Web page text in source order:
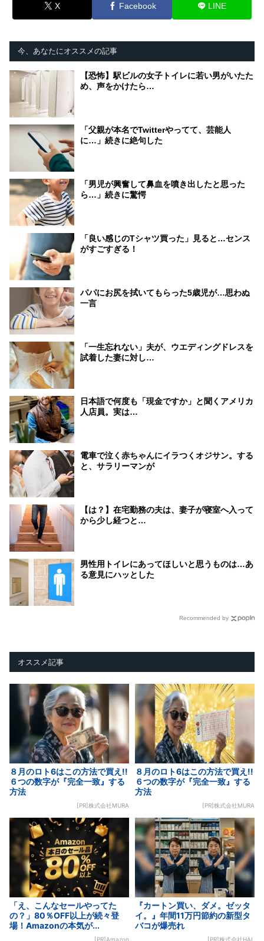
X Facebook LINE
今、あなたにオススメの記事
【恐怖】駅ビルの女子トイレに若い男がいたた
め、声をかけたら…
「父親が本名でTwitterやってて、芸能人
に…」続きに絶句した
「男児が興奮して鼻血を噴き出したと思った
ら…」続きに驚愕
「良い感じのTシャツ買った」見ると…センス
がすごすぎる！
パパにお尻を拭いてもらった5歳児が…思わぬ
一言
「一生忘れない」夫が、ウエディングドレスを
試着した妻に対し…
日本語で何度も「現金ですか」と聞くアメリカ
人店員。実は…
電車で泣く赤ちゃんにイラつくオジサン。する
と、サラリーマンが
【は？】在宅勤務の夫は、妻子が寝室へ入って
から少し経つと…
男性用トイレにあってほしいと思うものは…あ
る意見にハッとした
Recommended by
オススメ記事
８月のロト6はこの方法で買え!!
６つの数字が『完全一致』する
方法
[PR]株式会社MURA
８月のロト6はこの方法で買え!!
６つの数字が『完全一致』する
方法
[PR]株式会社MURA
「え、こんなセールやってた
の？」80％OFF以上が続々登
場！Amazonの本気が...
[PR]Amazon
『カートン買い、ダメ。ゼッタ
イ。』年間11万円節約の新型タ
バコが爆売れ
[PR]株式会社HAL